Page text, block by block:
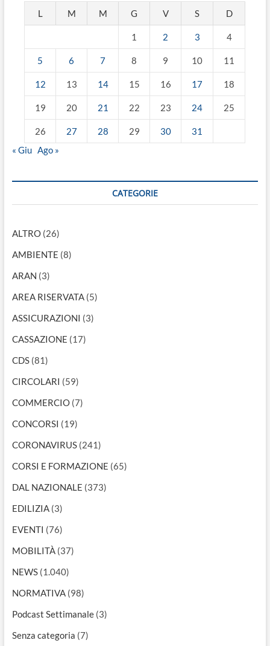
L M M G V S D
1 2 3 4
5 6 7 8 9 10 11
12 13 14 15 16 17 18
19 20 21 22 23 24 25
26 27 28 29 30
31
« Giu Ago »
CATEGORIE
ALTRO(26)
AMBIENTE (8)
ARAN (3)
AREA RISERVATA(5)
ASSICURAZIONI (3)
CASSAZIONE (17)
CDS(81)
CIRCOLARI (59)
COMMERCIO(7)
CONCORSI (19)
CORONAVIRUS(241)
CORSI E FORMAZIONE (65)
DAL NAZIONALE (373)
EDILIZIA(3)
EVENTI (76)
MOBILITÀ(37)
NEWS(1.040)
NORMATIVA(98)
Podcast Settimanale(3)
Senza categoria (7)